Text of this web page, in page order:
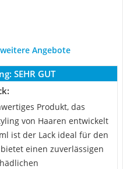
Angebote
SEHR GUT
Produkt, das
von Haaren entwickelt
ist der Lack ideal für den
einen zuverlässigen